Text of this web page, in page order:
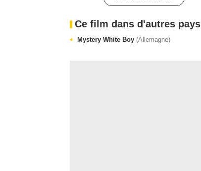
Ce film dans d'autres pays
Mystery White Boy (Allemagne)